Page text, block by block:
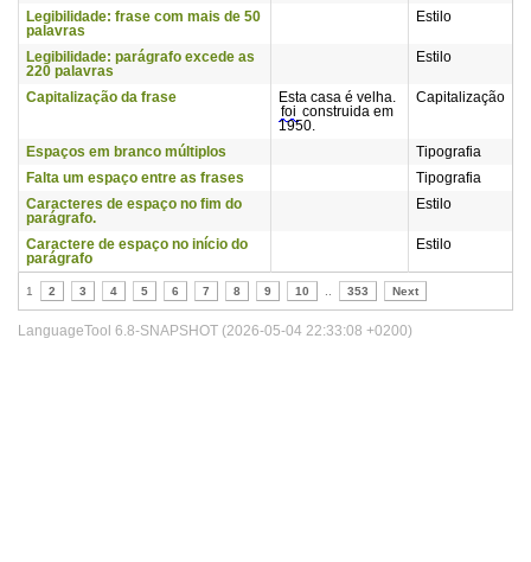
Legibilidade: frase com mais de 50
palavras
Estilo
Legibilidade: parágrafo excede as
220 palavras
Estilo
Capitalização da frase
Esta casa é velha.
foi construida em
1950.
Capitalização
Espaços em branco múltiplos
Tipografia
Falta um espaço entre as frases
Tipografia
Caracteres de espaço no fim do
parágrafo.
Estilo
Caractere de espaço no início do
parágrafo
Estilo
1 2 3 4 5 6 7 8 9 10 353 Next
LanguageTool 6.8-SNAPSHOT (2026-05-04 22:33:08 +0200)